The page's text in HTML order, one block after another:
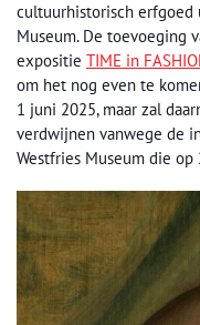
cultuurhistorisch
Museum. De toevoeging
expositie TIME in
om het nog even te
1 juni 2025, maar zal
verdwijnen vanwege de
Westfries Museum die